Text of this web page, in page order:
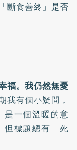
斷食善終」是否
福。我仍然無憂
我有個小疑問，
是一個溫暖的意
但標題總有「死